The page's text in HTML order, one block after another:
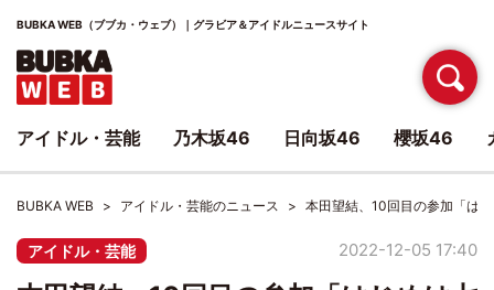
BUBKA WEB（ブブカ・ウェブ）｜グラビア＆アイドルニュースサイト
BUBKA WEB アイドル・芸能のニュース 本田望結、10回目の参加「は
アイドル・芸能 2022-12-05 17:40
アイドル・芸能 乃木坂46 日向坂46 櫻坂46